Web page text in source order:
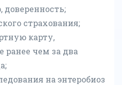
доверенность;
страхования;
карту,
чем за два
на энтеробиоз